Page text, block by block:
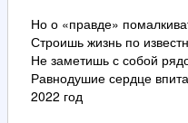
Но о «правде»
Строишь жизнь по
Не заметишь с собой
Равнодушие сердце
2022 год